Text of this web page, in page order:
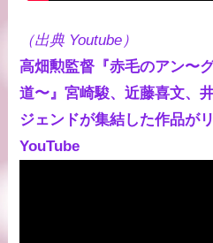
（出典 Youtube）
高畑勲監督『赤毛のアン〜
道〜』宮崎駿、近藤喜文、
ジェンドが集結した作品が
YouTube